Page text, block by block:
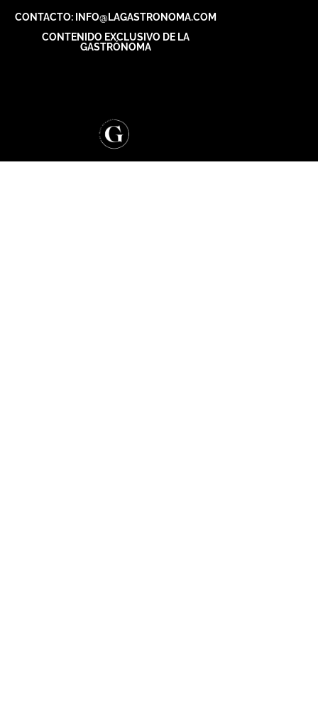
CONTACTO: INFO@LAGASTRONOMA.COM
CONTENIDO EXCLUSIVO DE LA
GASTRÓNOMA